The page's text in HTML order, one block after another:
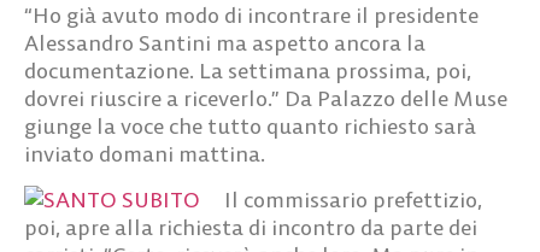
“Ho già avuto modo di incontrare il presidente
Alessandro Santini ma aspetto ancora la
documentazione. La settimana prossima, poi,
dovrei riuscire a riceverlo.” Da Palazzo delle Muse
giunge la voce che tutto quanto richiesto sarà
inviato domani mattina.
Il commissario prefettizio,
poi, apre alla richiesta di incontro da parte dei